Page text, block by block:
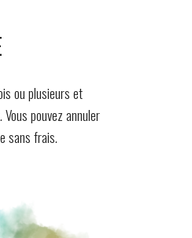
ou plusieurs et
pouvez annuler
sans frais.